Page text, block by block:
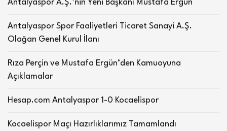
Antalyaspor A.Ş.’nin Yeni Başkanı Mustafa Ergün
Antalyaspor Spor Faaliyetleri Ticaret Sanayi A.Ş.
Olağan Genel Kurul İlanı
Rıza Perçin ve Mustafa Ergün’den Kamuoyuna
Açıklamalar
Hesap.com Antalyaspor 1-0 Kocaelispor
Kocaelispor Maçı Hazırlıklarımız Tamamlandı